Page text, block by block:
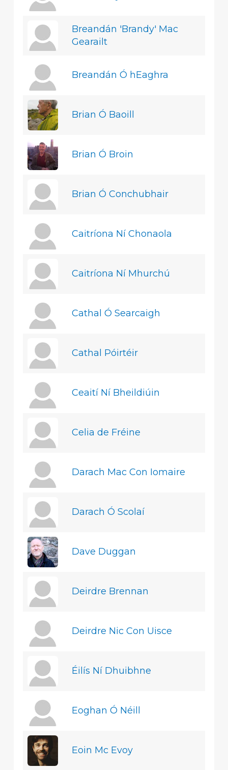
Breandán 'Brandy' Mac
Gearailt
Breandán Ó hEaghra
Brian Ó Baoill
Brian Ó Broin
Brian Ó Conchubhair
Caitríona Ní Chonaola
Caitríona Ní Mhurchú
Cathal Ó Searcaigh
Cathal Póirtéir
Ceaití Ní Bheildiúin
Celia de Fréine
Darach Mac Con Iomaire
Darach Ó Scolaí
Dave Duggan
Deirdre Brennan
Deirdre Nic Con Uisce
Éilís Ní Dhuibhne
Eoghan Ó Néill
Eoin Mc Evoy